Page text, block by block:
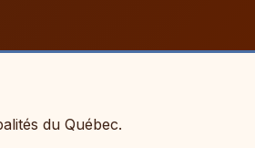
du Québec.